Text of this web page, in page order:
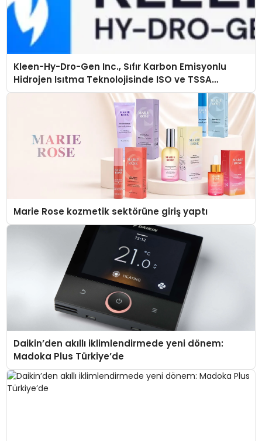
Kleen-Hy-Dro-Gen Inc., Sıfır Karbon Emisyonlu
Hidrojen Isıtma Teknolojisinde ISO ve TSSA
Düzenleyici Onaylarını Aldı
Marie Rose kozmetik sektörüne giriş yaptı
Daikin’den akıllı iklimlendirmede yeni dönem:
Madoka Plus Türkiye’de